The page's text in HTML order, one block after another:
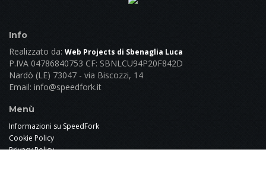
Info
Realizzato da: Web Projects di Sbenaglia Luca
P.IVA 04786840753 CF: SBNLCU94P20F842D
Nardò (LE) 73047 - via Biscozzi, 14
Email: info@speedfork.it
Menù
Informazioni su SpeedFork
Cookie Policy
Privacy Policy